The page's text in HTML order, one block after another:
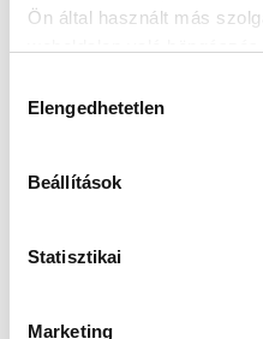
Ön által használt más
kiválasztása
Elengedhetetlen
Beállítások
Statisztikai
Marketing